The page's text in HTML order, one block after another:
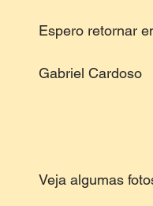
Espero retornar
Gabriel Cardoso
Veja algumas